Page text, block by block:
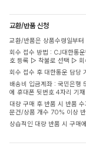
교환/반품 신청
교환/반품은 상품수령일부
회수 접수 방법 : CJ대한통
호 등록 ▷ 착불로 선택 ▷ 회
회수 접수 후 대한통운 담당
배송비 입금계좌 : 국민은
에 휴대폰 뒷번호 4자리 기
대량 구매 후 반품 시 반품
문건/상품 개수 70% 이상
상습적인 대량 반품 시 구매